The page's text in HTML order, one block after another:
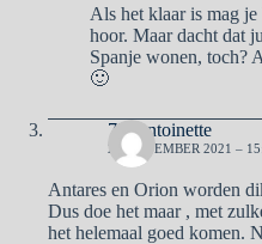
Als het klaar is mag
hoor. Maar dacht dat
Spanje wonen, toch?
🙂
77IAntoinette
25 NOVEMBER 2021 –
Antares en Orion worden
Dus doe het maar , met
het helemaal goed komen.